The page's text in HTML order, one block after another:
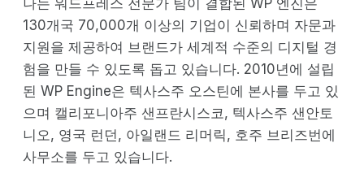
130개국 70,000개 이상의 기업이 신뢰하며 자문과
지원을 제공하여 브랜드가 세계적 수준의 디지털 경
험을 만들 수 있도록 돕고 있습니다. 2010년에 설립
된 WP Engine은 텍사스주 오스틴에 본사를 두고 있
으며 캘리포니아주 샌프란시스코, 텍사스주 샌안토
니오, 영국 런던, 아일랜드 리머릭, 호주 브리즈번에
사무소를 두고 있습니다.